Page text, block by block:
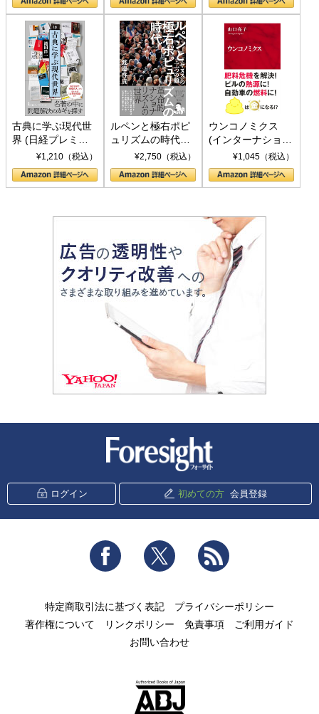
書)
古典に学ぶ現代世
界 (日経プレミア
シリーズ)¥1,210（税込）
ルペンと極右ポピ
ュリズムの時代：
〈ヤヌス〉の二つ
の顔
¥2,750（税込）
ウンコノミクス
(インターナショナ
ル新書)¥1,045（税込）
ログイン 初めての方 会員登録
Facebook Twitter
特定商取引法に基づく表記
プライバシーポリシー
著作権について
リンクポリシー 免責事項
ご利用ガイド
お問い合わせ